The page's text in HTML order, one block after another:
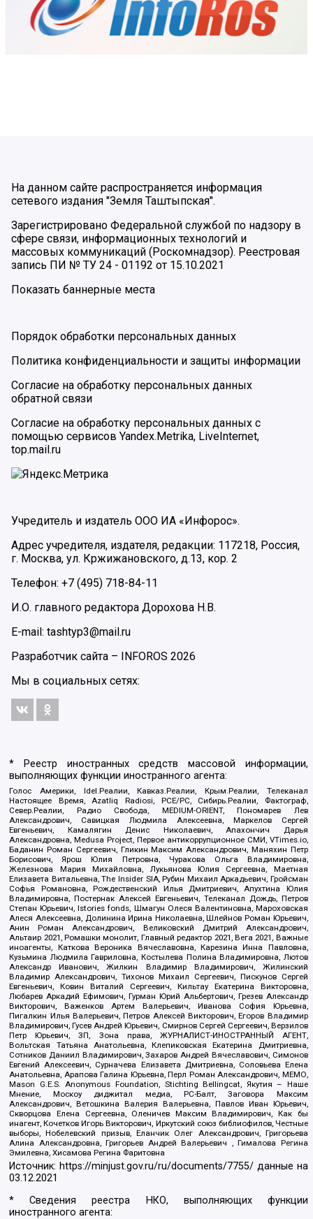
На данном сайте распространяется информация
сетевого издания "Земля Таштыпская".
Зарегистрировано Федеральной службой по надзору в
сфере связи, информационных технологий и
массовых коммуникаций (Роскомнадзор). Реестровая
запись ПИ № ТУ 24 - 01192 от 15.10.2021
Показать баннерные места
Порядок обработки персональных данных
Политика конфиденциальности и защиты информации
Согласие на обработку персональных данных
обратной связи
Согласие на обработку персональных данных с
помощью сервисов Yandex.Metrika, LiveInternet,
top.mail.ru
Учредитель и издатель ООО ИА «Инфорос».
Адрес учредителя, издателя, редакции: 117218, Россия,
г. Москва, ул. Кржижановского, д.13, кор. 2
Телефон: +7 (495) 718-84-11
И.О. главного редактора Дорохова Н.В.
E-mail: tashtyp3@mail.ru
Разработчик сайта – INFOROS 2026
Мы в социальных сетях:
* Реестр иностранных средств массовой информации,
выполняющих функции иностранного агента:
Голос Америки, Idel.Реалии, Кавказ.Реалии, Крым.Реалии, Телеканал
Настоящее Время, Azatliq Radiosi, PCE/PC, Сибирь.Реалии, Фактограф,
Север.Реалии, Радио Свобода, MEDIUM-ORIENT, Пономарев Лев
Александрович, Савицкая Людмила Алексеевна, Маркелов Сергей
Евгеньевич, Камалягин Денис Николаевич, Апахончич Дарья
Александровна, Medusa Project, Первое антикоррупционное СМИ, VTimes.io,
Баданин Роман Сергеевич, Гликин Максим Александрович, Маняхин Петр
Борисович, Ярош Юлия Петровна, Чуракова Ольга Владимировна,
Железнова Мария Михайловна, Лукьянова Юлия Сергеевна, Маетная
Елизавета Витальевна, The Insider SIA, Рубин Михаил Аркадьевич, Гройсман
Софья Романовна, Рождественский Илья Дмитриевич, Апухтина Юлия
Владимировна, Постернак Алексей Евгеньевич, Телеканал Дождь, Петров
Степан Юрьевич, Istories fonds, Шмагун Олеся Валентиновна, Мароховская
Алеся Алексеевна, Долинина Ирина Николаевна, Шлейнов Роман Юрьевич,
Анин Роман Александрович, Великовский Дмитрий Александрович,
Альтаир 2021, Ромашки монолит, Главный редактор 2021, Вега 2021, Важные
иноагенты, Каткова Вероника Вячеславовна, Карезина Инна Павловна,
Кузьмина Людмила Гавриловна, Костылева Полина Владимировна, Лютов
Александр Иванович, Жилкин Владимир Владимирович, Жилинский
Владимир Александрович, Тихонов Михаил Сергеевич, Пискунов Сергей
Евгеньевич, Ковин Виталий Сергеевич, Кильтау Екатерина Викторовна,
Любарев Аркадий Ефимович, Гурман Юрий Альбертович, Грезев Александр
Викторович, Важенков Артем Валерьевич, Иванова София Юрьевна,
Пигалкин Илья Валерьевич, Петров Алексей Викторович, Егоров Владимир
Владимирович, Гусев Андрей Юрьевич, Смирнов Сергей Сергеевич, Верзилов
Петр Юрьевич, ЗП, Зона права, ЖУРНАЛИСТ-ИНОСТРАННЫЙ АГЕНТ,
Вольтская Татьяна Анатольевна, Клепиковская Екатерина Дмитриевна,
Сотников Даниил Владимирович, Захаров Андрей Вячеславович, Симонов
Евгений Алексеевич, Сурначева Елизавета Дмитриевна, Соловьева Елена
Анатольевна, Арапова Галина Юрьевна, Перл Роман Александрович, МЕМО,
Mason G.E.S. Anonymous Foundation, Stichting Bellingcat, Якутия – Наше
Мнение, Москоу диджитал медиа, РС-Балт, Заговора Максим
Александрович, Ветошкина Валерия Валерьевна, Павлов Иван Юрьевич,
Скворцова Елена Сергеевна, Оленичев Максим Владимирович, Как бы
инагент, Кочетков Игорь Викторович, Иркутский союз библиофилов, Честные
выборы, Нобелевский призыв, Еланчик Олег Александрович, Григорьева
Алина Александровна, Григорьев Андрей Валерьевич , Гималова Регина
Эмилевна, Хисамова Регина Фаритовна
Источник: https://minjust.gov.ru/ru/documents/7755/ данные на
03.12.2021
* Сведения реестра НКО, выполняющих функции
иностранного агента: